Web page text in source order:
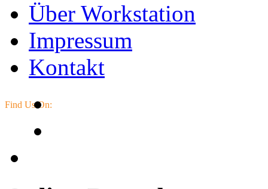
Über Workstation
Impressum
Kontakt
Find Us On: